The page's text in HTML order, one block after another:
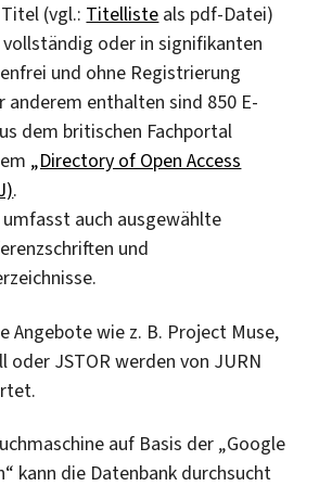
(vgl.: Titelliste als pdf-Datei)
oder in signifikanten
und ohne Registrierung
anderem enthalten sind 850 E-
dem britischen Fachportal
„Directory of Open Access
.
umfasst auch ausgewählte
und
Angebote wie z. B. Project Muse,
oder JSTOR werden von JURN
auf Basis der „Google
kann die Datenbank durchsucht